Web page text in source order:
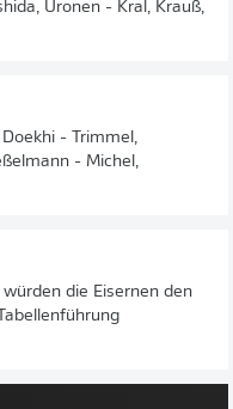
Uronen - Kral, Krauß,
- Trimmel,
- Michel,
die Eisernen den